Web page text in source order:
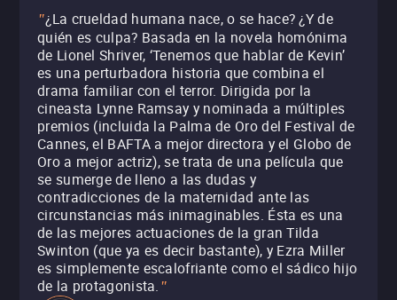
"¿La crueldad humana nace, o se hace? ¿Y de
quién es culpa? Basada en la novela homónima
de Lionel Shriver, ‘Tenemos que hablar de Kevin’
es una perturbadora historia que combina el
drama familiar con el terror. Dirigida por la
cineasta Lynne Ramsay y nominada a múltiples
premios (incluida la Palma de Oro del Festival de
Cannes, el BAFTA a mejor directora y el Globo de
Oro a mejor actriz), se trata de una película que
se sumerge de lleno a las dudas y
contradicciones de la maternidad ante las
circunstancias más inimaginables. Ésta es una
de las mejores actuaciones de la gran Tilda
Swinton (que ya es decir bastante), y Ezra Miller
es simplemente escalofriante como el sádico hijo
de la protagonista. "